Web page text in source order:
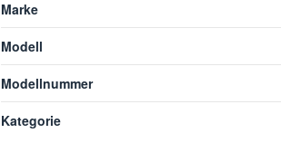
Marke
Modell
Modellnummer
Kategorie